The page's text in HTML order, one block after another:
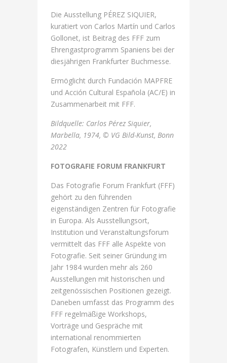
Die Ausstellung PÉREZ SIQUIER,
kuratiert von Carlos Martín und Carlos
Gollonet, ist Beitrag des FFF zum
Ehrengastprogramm Spaniens bei der
diesjährigen Frankfurter Buchmesse.
Ermöglicht durch Fundación MAPFRE
und Acción Cultural Española (AC/E) in
Zusammenarbeit mit FFF.
Bildquelle: Carlos Pérez Siquier,
Marbella, 1974, © VG Bild-Kunst, Bonn
2022
FOTOGRAFIE FORUM FRANKFURT
Das Fotografie Forum Frankfurt (FFF)
gehört zu den führenden
eigenständigen Zentren für Fotografie
in Europa. Als Ausstellungsort,
Institution und Veranstaltungsforum
vermittelt das FFF alle Aspekte von
Fotografie. Seit seiner Gründung im
Jahr 1984 wurden mehr als 260
Ausstellungen mit historischen und
zeitgenössischen Positionen gezeigt.
Daneben umfasst das Programm des
FFF regelmäßige Workshops,
Vorträge und Gespräche mit
international renommierten
Fotografen, Künstlern und Experten.